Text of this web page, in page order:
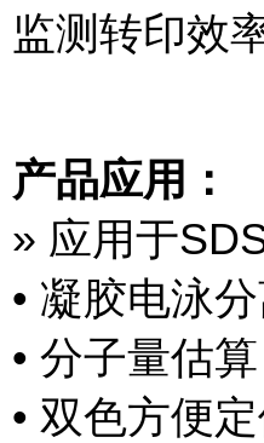
监测转印效
产品应用：
» 应用于
• 凝胶电泳
• 分子量估算
• 双色方便